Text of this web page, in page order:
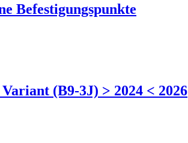
Befestigungspunkte
(B9-3J) > 2024 < 2026